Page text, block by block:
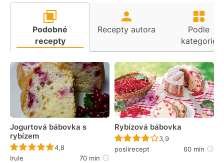
Podobné
recepty
Recepty autora
Podle
kategorie
Jogurtová bábovka s
rybízem
Recept ještě nebyl hodnocen
4,8
Irule
70 min
Rybízová bábovka
Recept ještě nebyl
3,9
poslirecept
60 min